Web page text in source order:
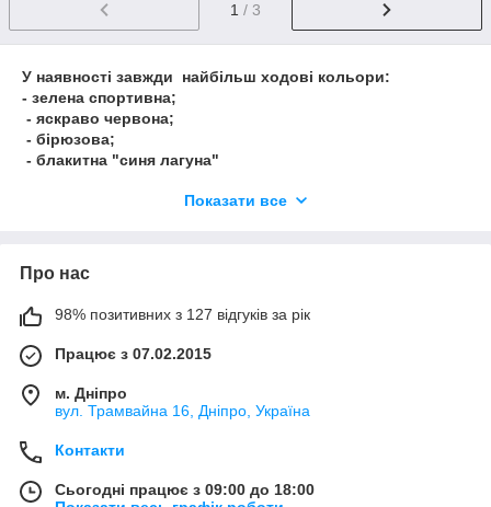
1 / 3
У наявності завжди найбільш ходові кольори:
- зелена спортивна;
- яскраво червона;
- бірюзова;
- блакитна "синя лагуна"
За потреби замовника в якомусь певному кольорі, наша
У цьому разі мінімальне замовлення складатиме 200 кг
Показати все
Про нас
98% позитивних з 127 відгуків за рік
Працює з 07.02.2015
м. Дніпро
вул. Трамвайна 16, Дніпро, Україна
Контакти
Сьогодні працює з 09:00 до 18:00